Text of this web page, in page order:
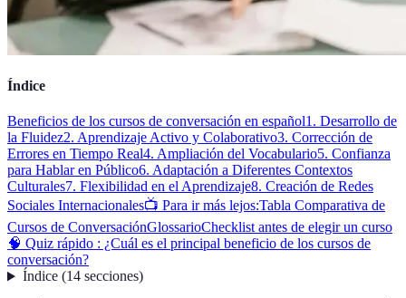
Índice
Beneficios de los cursos de conversación en español1. Desarrollo de
la Fluidez2. Aprendizaje Activo y Colaborativo3. Corrección de
Errores en Tiempo Real4. Ampliación del Vocabulario5. Confianza
para Hablar en Público6. Adaptación a Diferentes Contextos
Culturales7. Flexibilidad en el Aprendizaje8. Creación de Redes
Sociales Internacionales📺 Para ir más lejos:Tabla Comparativa de
Cursos de ConversaciónGlossarioChecklist antes de elegir un curso
🧠 Quiz rápido : ¿Cuál es el principal beneficio de los cursos de
conversación?
Índice(14 secciones)